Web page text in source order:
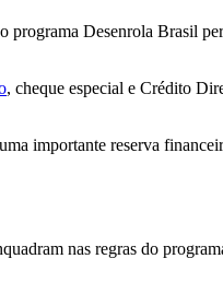
programa Desenrola Brasil
, cheque especial e Crédito
importante reserva
nas regras do